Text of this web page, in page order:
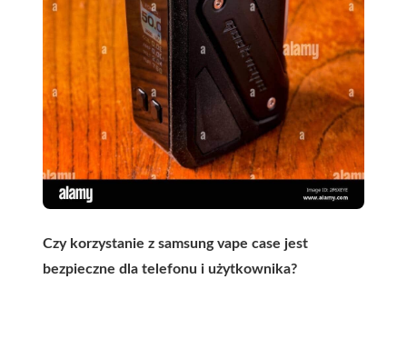
Czy korzystanie z samsung vape case jest
bezpieczne dla telefonu i użytkownika?